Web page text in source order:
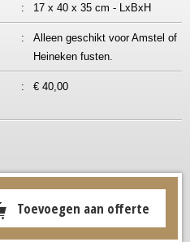
: 17 x 40 x 35 cm - LxBxH
:
Alleen geschikt voor Amstel of
Heineken fusten.
: € 40,00